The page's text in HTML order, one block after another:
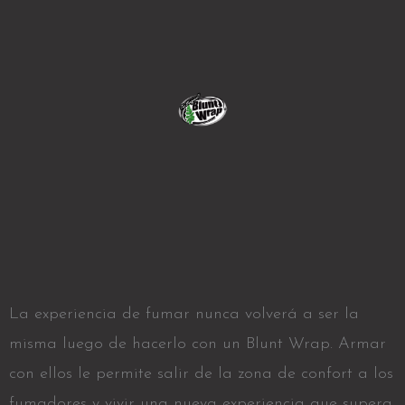
La experiencia de fumar nunca volverá a ser la
misma luego de hacerlo con un Blunt Wrap. Armar
con ellos le permite salir de la zona de confort a los